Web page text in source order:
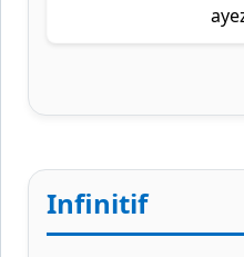
Infinitif